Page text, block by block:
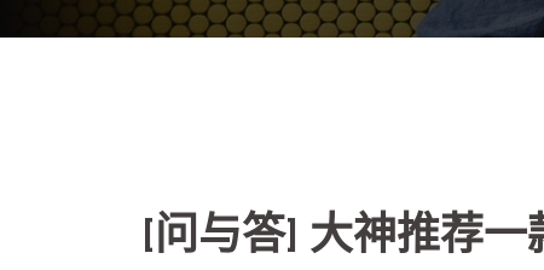
[问与答] 大神推荐一